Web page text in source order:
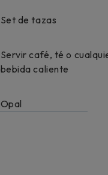
Set de tazas
Servir café, té o
bebida caliente
Opal